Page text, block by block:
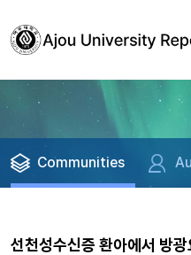
Communities
선천성수신증 환아에서 방